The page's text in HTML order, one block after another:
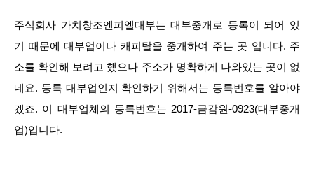
주식회사 가치창조엔피엘대부는 대부중개로 등록이 되어 있
기 때문에 대부업이나 캐피탈을 중개하여 주는 곳 입니다. 주
소를 확인해 보려고 했으나 주소가 명확하게 나와있는 곳이 없
네요. 등록 대부업인지 확인하기 위해서는 등록번호를 알아야
겠죠. 이 대부업체의 등록번호는 2017-금감원-0923(대부중개
업)입니다.